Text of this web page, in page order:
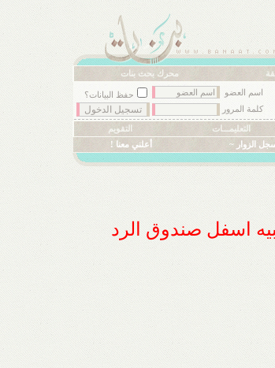
محرك بحث بنات
اسم العضو
حفظ البيانات؟
كلمة المرور
التعليمـــات
التقويم
الزوار ~ أعلني معنا !
اسفل صندوق الرد